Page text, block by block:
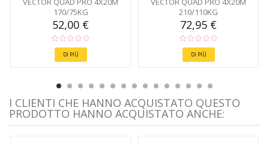
170/75KG
52,00 €
DI PIÙ
210/110KG
72,95 €
DI PIÙ
I CLIENTI CHE HANNO ACQUISTATO QUESTO
PRODOTTO HANNO ACQUISTATO ANCHE: